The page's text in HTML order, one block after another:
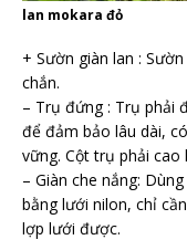
lan mokara đỏ
+ Sườn giàn lan :
chắn.
– Trụ đứng : Trụ phải
để đảm bảo lâu dài,
vững. Cột trụ phải cao
– Giàn che nắng:
bằng lưới nilon, chỉ
lợp lưới được.